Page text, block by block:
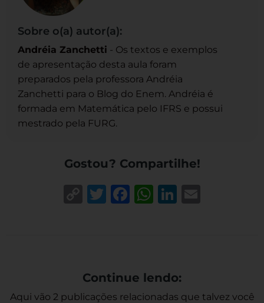
Sobre o(a) autor(a):
Andréia Zanchetti - Os textos e exemplos
de apresentação desta aula foram
preparados pela professora Andréia
Zanchetti para o Blog do Enem. Andréia é
formada em Matemática pelo IFRS e possui
mestrado pela FURG.
Gostou? Compartilhe!
CopyTwitter
Facebook
WhatsApp
LinkedIn
Continue lendo:
Aqui vão 2 publicações relacionadas que talvez você